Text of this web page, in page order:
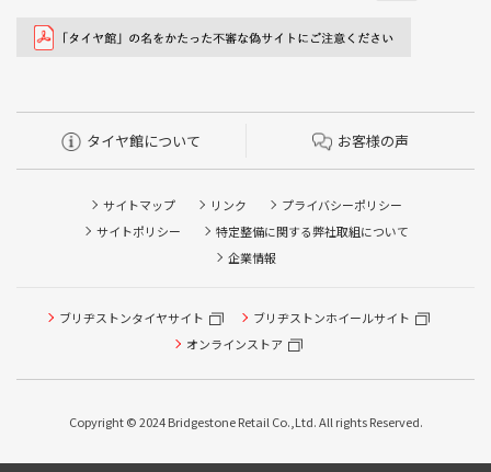
タイヤ館について お客様の声
サイトマップ リンク
プライバシーポリシー
サイトポリシー
特定整備に関する弊社取組について
企業情報
ブリヂストンタイヤサイト
ブリヂストンホイールサイト
オンラインストア
Copyright © 2024 Bridgestone Retail Co.,Ltd. All rights Reserved.
タイヤ点検・安全点検/タイヤ履き替え/オイル交換/その他
ピット作業の予約
本日のタイヤ履き替え順番待ち予約 ※クローク契約会員の